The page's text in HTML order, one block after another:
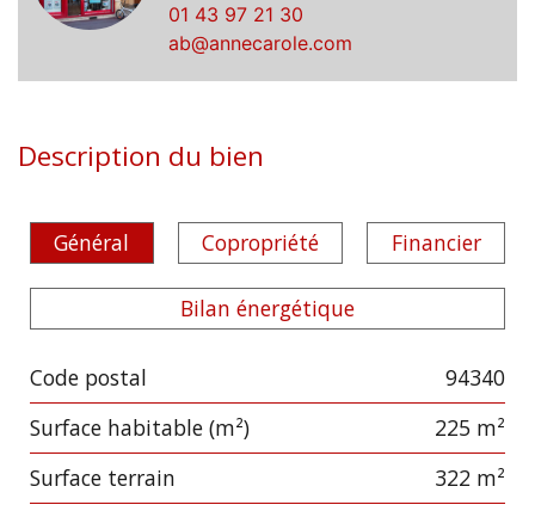
01 43 97 21 30
ab@annecarole.com
Description du bien
Général Copropriété Financier
Bilan énergétique
Label Value
Code postal
94340
Surface habitable (m²)
225 m²
surface terrain
322 m²